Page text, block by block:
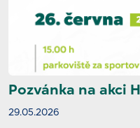
Pozvánka na akci
29.05.2026